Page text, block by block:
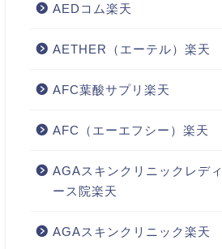
AEDコム楽天
AETHER（エーテル）楽天
AFC葉酸サプリ楽天
AFC（エーエフシー）楽天
AGAスキンクリニックレディ
ース院楽天
AGAスキンクリニック楽天